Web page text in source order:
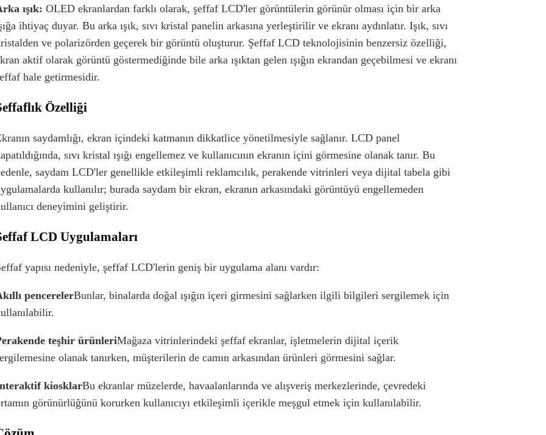
ışık: OLED ekranlardan farklı olarak, şeffaf LCD'ler görüntülerin görünür olması için bir arka
ihtiyaç duyar. Bu arka ışık, sıvı kristal panelin arkasına yerleştirilir ve ekranı aydınlatır. Işık, sıvı
ve polarizörden geçerek bir görüntü oluşturur. Şeffaf LCD teknolojisinin benzersiz özelliği,
aktif olarak görüntü göstermediğinde bile arka ışıktan gelen ışığın ekrandan geçebilmesi ve ekranı
hale getirmesidir.
Özelliği
saydamlığı, ekran içindeki katmanın dikkatlice yönetilmesiyle sağlanır. LCD panel
sıvı kristal ışığı engellemez ve kullanıcının ekranın içini görmesine olanak tanır. Bu
saydam LCD'ler genellikle etkileşimli reklamcılık, perakende vitrinleri veya dijital tabela gibi
kullanılır; burada saydam bir ekran, ekranın arkasındaki görüntüyü engellemeden
deneyimini geliştirir.
LCD Uygulamaları
yapısı nedeniyle, şeffaf LCD'lerin geniş bir uygulama alanı vardır:
pencerelerBunlar, binalarda doğal ışığın içeri girmesini sağlarken ilgili bilgileri sergilemek için
teşhir ürünleriMağaza vitrinlerindeki şeffaf ekranlar, işletmelerin dijital içerik
olanak tanırken, müşterilerin de camın arkasından ürünleri görmesini sağlar.
kiosklarBu ekranlar müzelerde, havaalanlarında ve alışveriş merkezlerinde, çevredeki
görünürlüğünü korurken kullanıcıyı etkileşimli içerikle meşgul etmek için kullanılabilir.